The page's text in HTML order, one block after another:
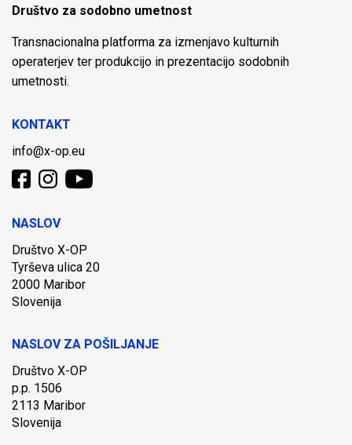
Društvo za sodobno umetnost
Transnacionalna platforma za izmenjavo kulturnih
operaterjev ter produkcijo in prezentacijo sodobnih
umetnosti.
KONTAKT
info@x-op.eu
NASLOV
Društvo X-OP
Tyrševa ulica 20
2000 Maribor
Slovenija
NASLOV ZA POŠILJANJE
Društvo X-OP
p.p. 1506
2113 Maribor
Slovenija